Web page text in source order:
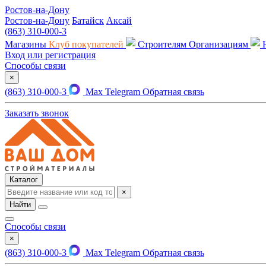
Ростов-на-Дону
Ростов-на-Дону Батайск Аксай
(863) 310-000-3
Магазины Клуб покупателей Строителям Организациям
Вход или регистрация
Способы связи
×
(863) 310-000-3 Max Telegram Обратная связь
Заказать звонок
Каталог
×
Найти
Способы связи
×
(863) 310-000-3 Max Telegram Обратная связь